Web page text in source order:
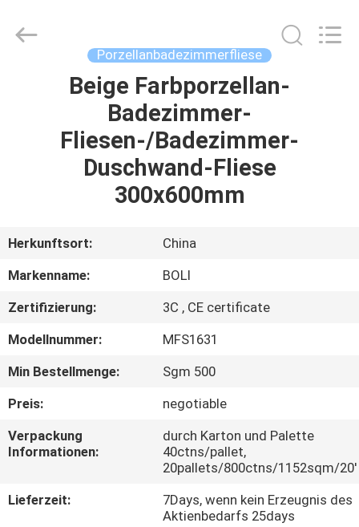
PRODUKTE
ÜBER
WERKSBESICHTIGUNG
QUALITÄTSKONTROLLE
KONTAKT
UNS
CERAMICS
CO.,LTD..
Porzellanbadezimmerfliese
Beige Farbporzellan-
Badezimmer-
Fliesen-/Badezimmer-
Duschwand-Fliese
300x600mm
Herkunftsort:
China
Markenname:
BOLI
Zertifizierung:
3C , CE certificate
Modellnummer:
MFS1631
Min Bestellmenge:
Sgm 500
Preis:
negotiable
Verpackung
Informationen:
durch Karton und Palette
40ctns/pallet,
20pallets/800ctns/1152sqm/20'
Lieferzeit:
7Days, wenn kein Erzeugnis des
Aktienbedarfs 25days